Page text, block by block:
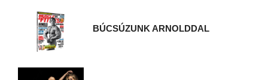
BÚCSÚZUNK ARNOLDDAL